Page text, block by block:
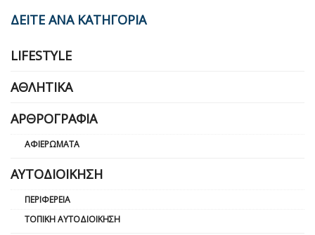
ΔΕΙΤΕ ΑΝΑ ΚΑΤΗΓΟΡΙΑ
LIFESTYLE
ΑΘΛΗΤΙΚΆ
ΑΡΘΡΟΓΡΑΦΊΑ
ΑΦΙΕΡΏΜΑΤΑ
ΑΥΤΟΔΙΟΊΚΗΣΗ
ΠΕΡΙΦΈΡΕΙΑ
ΤΟΠΙΚΉ ΑΥΤΟΔΙΟΊΚΗΣΗ